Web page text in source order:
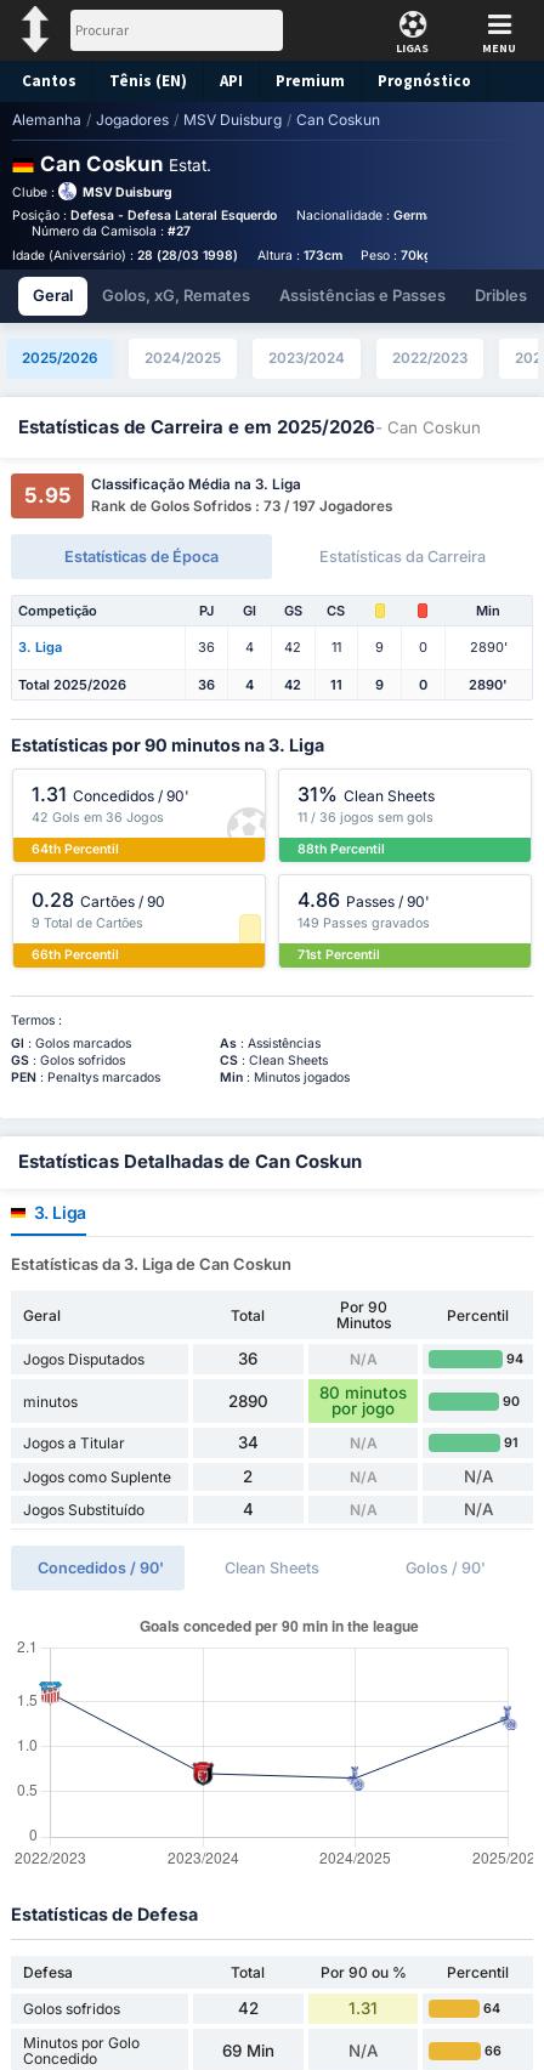
LIGAS MENU
Cantos Tênis (EN) API Premium Prognóstico
Alemanha / Jogadores / MSV Duisburg / Can Coskun
Can Coskun Estat.
Clube :
MSV Duisburg
Posição : Defesa - Defesa Lateral Esquerdo Nacionalidade : Germany
Número da Camisola : #27
Idade (Aniversário) : 28 (28/03 1998) Altura : 173cm Peso :70kg
Geral Golos, xG, Remates Assistências e Passes Dribles
2025/2026 2024/2025 2023/2024 2022/2023
Estatísticas de Carreira e em 2025/2026- Can Coskun
5.95
Classificação Média na 3. Liga
Rank de Golos Sofridos : 73 / 197 Jogadores
Estatísticas de Época Estatísticas da Carreira
Competição PJ Gl GS CS Min
3. Liga 36 4 42 11 9 0 2890'
Total 2025/2026 36 4 42 11 9 0 2890'
Estatísticas por 90 minutos na 3. Liga
1.31 Concedidos / 90'
42 Gols em 36 Jogos
64th Percentil
31% Clean Sheets
11 / 36 jogos sem gols
88th Percentil
0.28 Cartões / 90
9 Total de Cartões
66th Percentil
4.86 Passes / 90'
149 Passes gravados
71st Percentil
Termos :
Gl : Golos marcados As: Assistências
GS: Golos sofridos CS: Clean Sheets
PEN: Penaltys marcados Min: Minutos jogados
Estatísticas Detalhadas de Can Coskun
3. Liga
Estatísticas da 3. Liga de Can Coskun
Geral Total
Por 90
Minutos
Percentil
Jogos Disputados 36 N/A 94
minutos 2890
80 minutos
por jogo
90
Jogos a Titular 34 N/A 91
Jogos como Suplente 2 N/A N/A
Jogos Substituído 4 N/A N/A
Concedidos / 90' Clean Sheets Golos / 90'
Estatísticas de Defesa
Defesa Total Por 90 ou %
Percentil
Golos sofridos
42 1.31 64
Minutos por Golo
Concedido
69 Min N/A 66